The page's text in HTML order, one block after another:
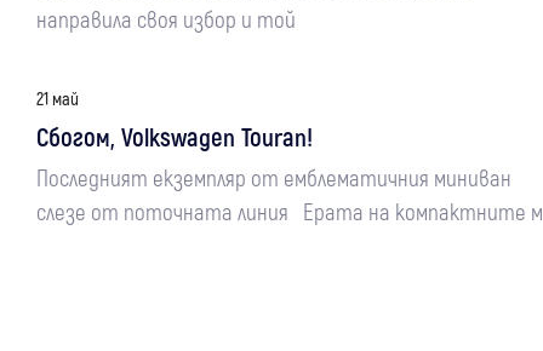
направила своя избор и той
21 май
Сбогом, Volkswagen Touran!
Последният екземпляр от емблематичния миниван
слезе от поточната линия Ерата на компактните м